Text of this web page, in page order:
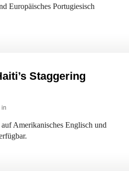
Europäisches Portugiesisch
Staggering
in
Amerikanisches Englisch und